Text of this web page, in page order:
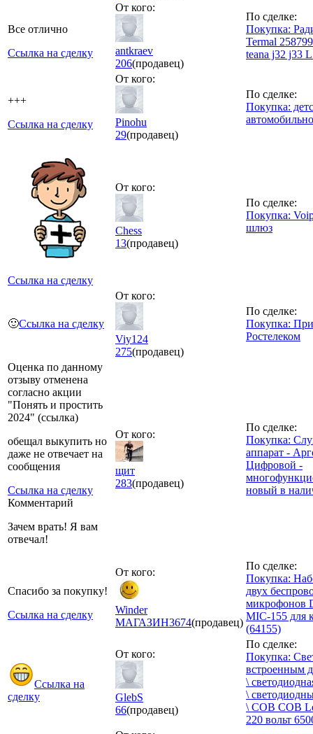
Все отлично
Ссылка на сделку
От кого:
antkraev
206(продавец)
По сделке:
Покупка:
Termal
teana j32 j33
+++
Ссылка на сделку
От кого:
Pinohu
29(продавец)
По сделке:
Покупка:
Ссылка на сделку
От кого:
Chess
13(продавец)
По сделке:
Покупка:
шлюз
🙂Ссылка на сделку
От кого:
Viy124
275(продавец)
По сделке:
Покупка:
Ростелеком
Оценка по данному
отзыву отменена
согласно акции
"Понять и простить
2024" (ссылка)
обещал выкупить но
даже не отвечает на
сообщения
Ссылка на сделку
Комментарий
Зачем врать! Я вам
отвечал!
От кого:
щит
283(продавец)
По сделке:
Покупка:
аппарат -
Цифровой -
новый в
Спасибо за покупку!
Ссылка на сделку
От кого:
Winder
МАГАЗИН3674(продавец)
По сделке:
Покупка:
двух
микрофонов
MIC-155 для
(64155)
Ссылка на
сделку
От кого:
GlebS
66(продавец)
По сделке:
Покупка:
встроенным
\
\
\ СОВ COB
220 вольт